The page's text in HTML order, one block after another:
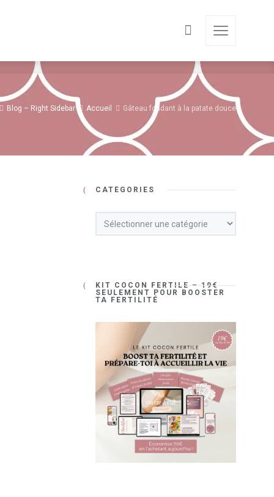
Blog – Right Sidebar Accueil Gâteau fondant à la patate douce
CATÉGORIES
KIT COCON FERTILE – 19€
SEULEMENT POUR BOOSTER
TA FERTILITÉ